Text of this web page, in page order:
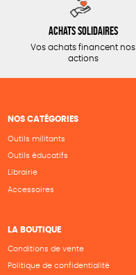
Achats solidaires
Vos achats financent nos
actions
NOS CATÉGORIES
Outils militants
Outils éducatifs
Librairie
Accessoires
LA BOUTIQUE
Conditions de vente
Politique de confidentialité